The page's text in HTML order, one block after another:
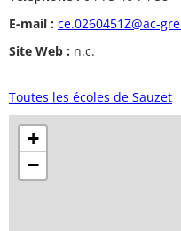
E-mail : ce.0260451Z@ac-
Site Web : n.c.
Toutes les écoles de Sauzet
+
−